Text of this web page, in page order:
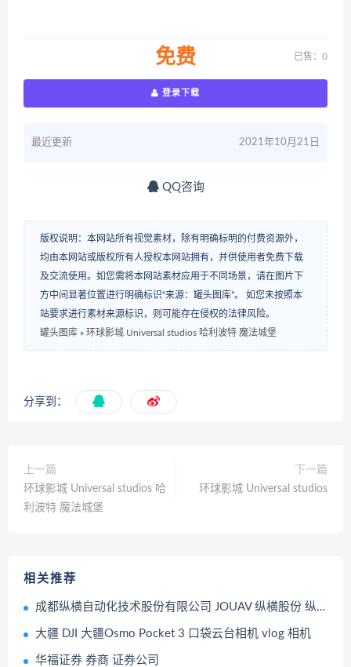
免费 已售：0
登录下载
最近更新 2021年10月21日
QQ咨询
版权说明：本网站所有视觉素材，除有明确标明的付费资源外，
均由本网站或版权所有人授权本网站拥有，并供使用者免费下载
及交流使用。如您需将本网站素材应用于不同场景，请在图片下
方中间显著位置进行明确标识“来源：罐头图库”。 如您未按照本
站要求进行素材来源标识，则可能存在侵权的法律风险。
罐头图库 » 环球影城 Universal studios 哈利波特 魔法城堡
分享到：
上一篇
环球影城 Universal studios 哈
利波特 魔法城堡
下一篇
环球影城 Universal studios
相关推荐
成都纵横自动化技术股份有限公司 JOUAV 纵横股份 纵横凤凰多旋翼无人机
大疆 DJI 大疆Osmo Pocket 3 口袋云台相机 vlog 相机
华福证券 券商 证券公司